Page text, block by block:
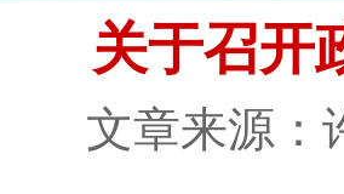
关于召开
文章来源